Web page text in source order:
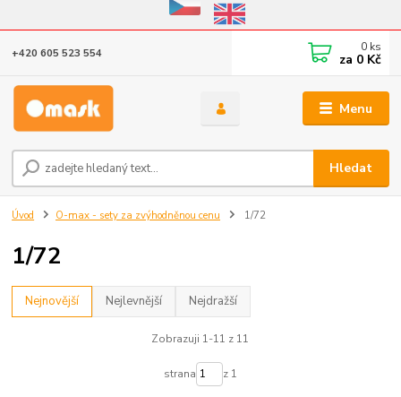
Eshop v provozu do 31.10.2026
Menu
Hledat
+420 605 523 554 0 ks
za 0 Kč
Úvod O-max - sety za zvýhodněnou cenu 1/72
1/72
Nejnovější Nejlevnější Nejdražší
Zobrazuji 1-11 z 11
strana z 1